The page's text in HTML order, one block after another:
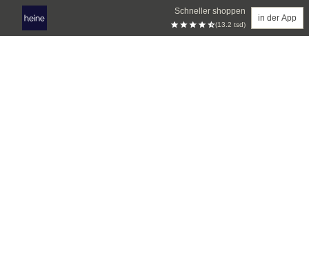
Schneller shoppen
(13.2 tsd)
in der App